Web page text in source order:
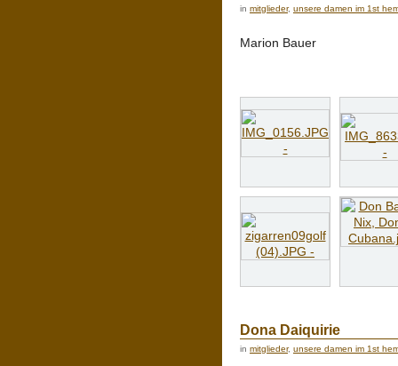
in mitglieder, unsere damen im 1st
Marion Bauer
Dona Daiquirie
in mitglieder, unsere damen im 1st